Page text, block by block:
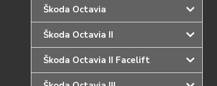
Škoda Octavia
Škoda Octavia II
Škoda Octavia II Facelift